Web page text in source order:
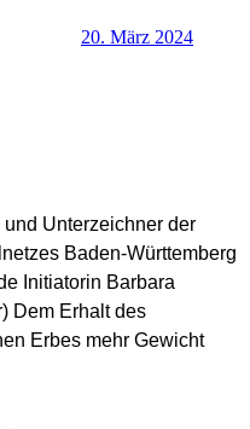
20. März 2024
SHB Redaktion
Unterzeichner der
Baden-Württemberg
Initiatorin Barbara
Dem Erhalt des
Erbes mehr Gewicht